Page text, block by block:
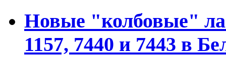
Новые "колбовые"
1157, 7440 и 7443 в